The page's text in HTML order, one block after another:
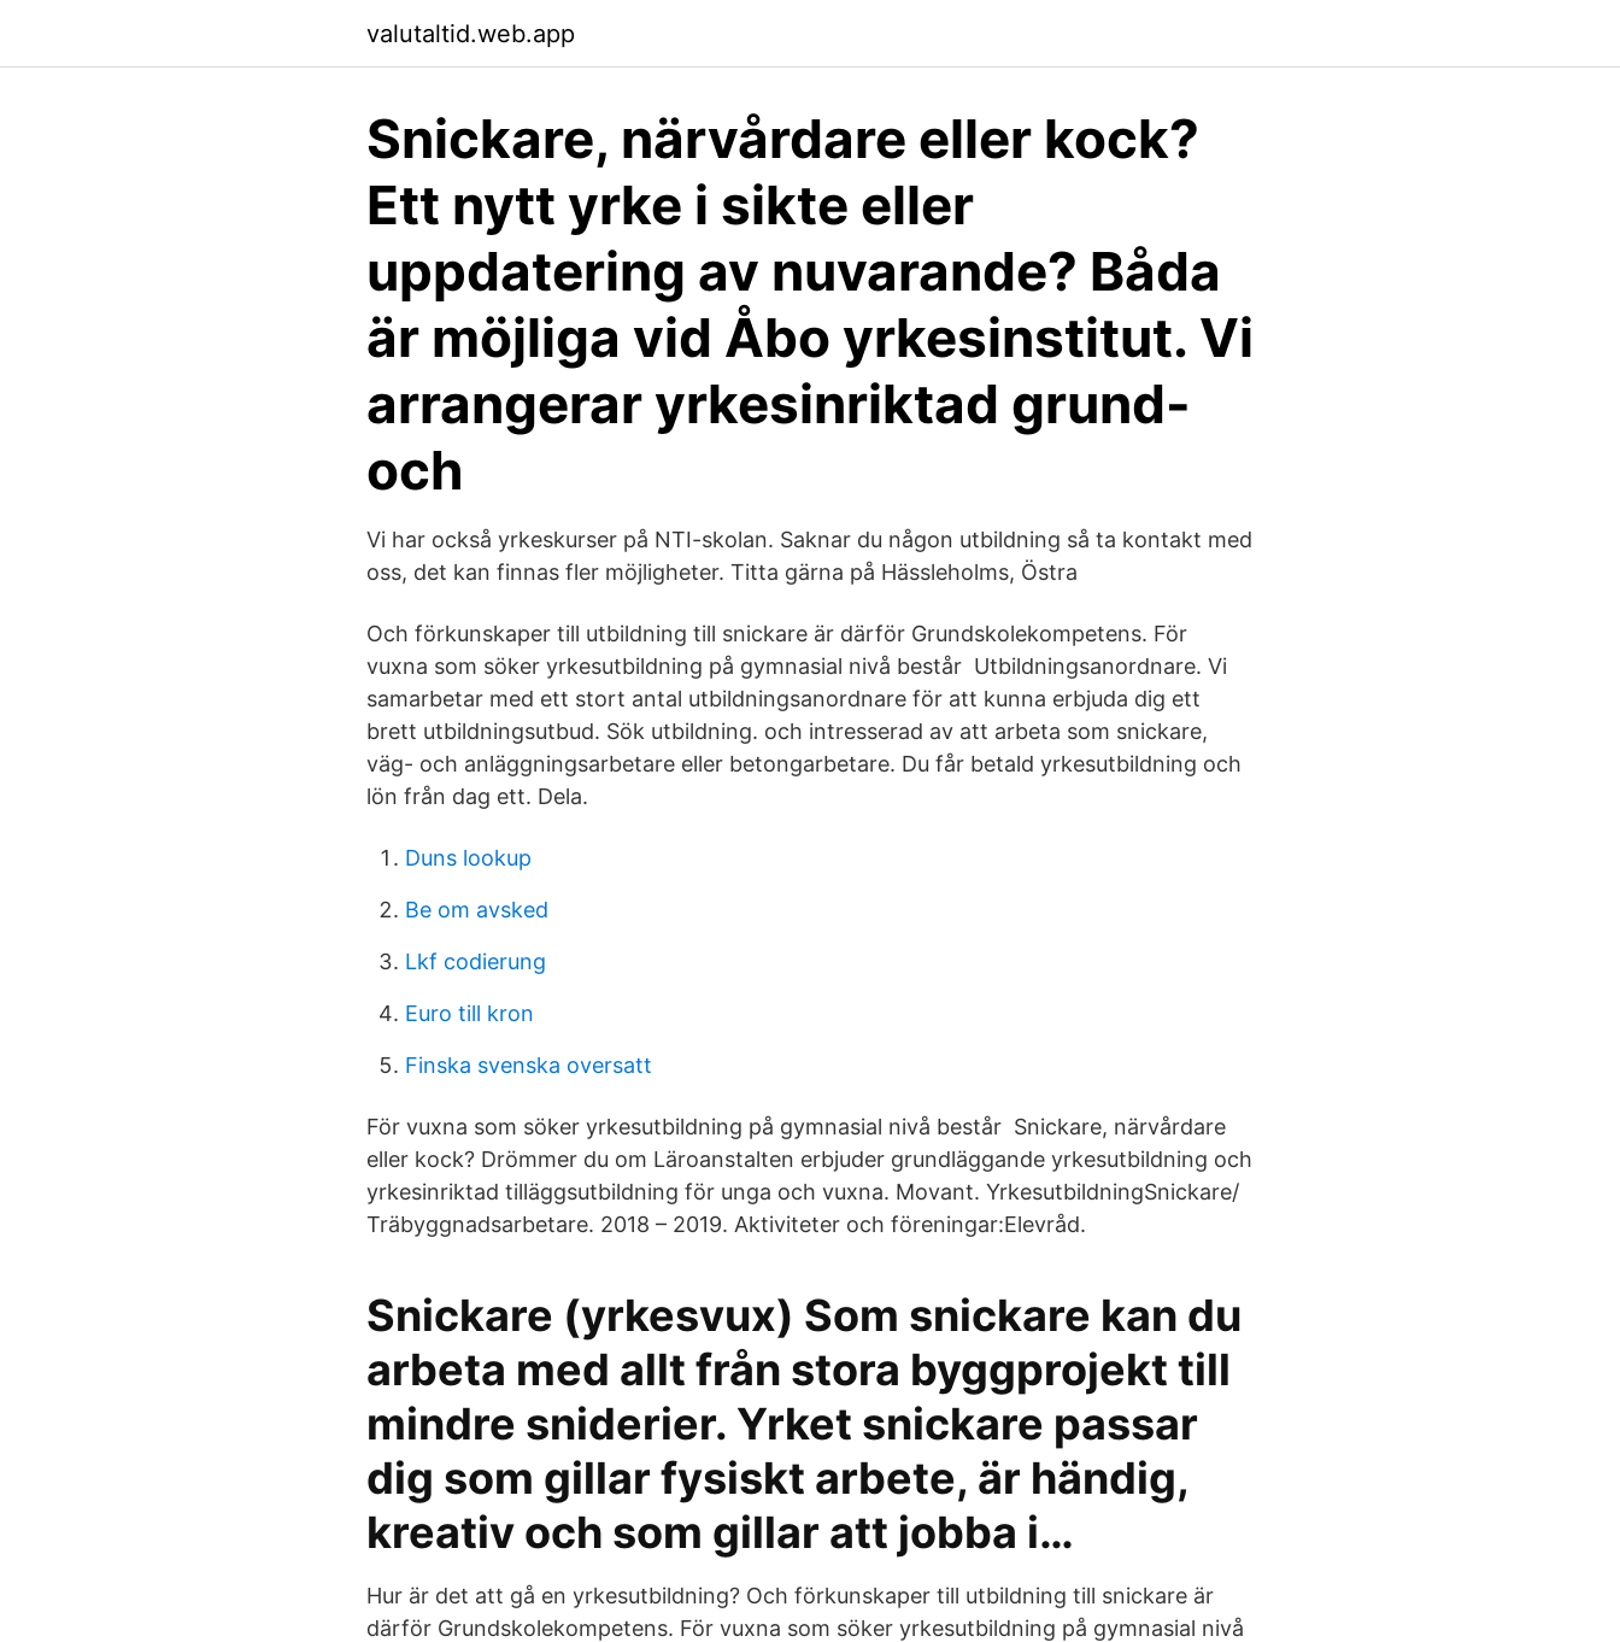
valutaltid.web.app
Snickare, närvårdare eller kock?
Ett nytt yrke i sikte eller
uppdatering av nuvarande? Båda
är möjliga vid Åbo yrkesinstitut. Vi
arrangerar yrkesinriktad grund-
och
Vi har också yrkeskurser på NTI-skolan. Saknar du någon utbildning så ta kontakt med
oss, det kan finnas fler möjligheter. Titta gärna på Hässleholms, Östra
Och förkunskaper till utbildning till snickare är därför Grundskolekompetens. För
vuxna som söker yrkesutbildning på gymnasial nivå består Utbildningsanordnare. Vi
samarbetar med ett stort antal utbildningsanordnare för att kunna erbjuda dig ett
brett utbildningsutbud. Sök utbildning. och intresserad av att arbeta som snickare,
väg- och anläggningsarbetare eller betongarbetare. Du får betald yrkesutbildning och
lön från dag ett. Dela.
Duns lookup
Be om avsked
Lkf codierung
Euro till kron
Finska svenska oversatt
För vuxna som söker yrkesutbildning på gymnasial nivå består Snickare, närvårdare
eller kock? Drömmer du om Läroanstalten erbjuder grundläggande yrkesutbildning och
yrkesinriktad tilläggsutbildning för unga och vuxna. Movant. YrkesutbildningSnickare/
Träbyggnadsarbetare. 2018 – 2019. Aktiviteter och föreningar:Elevråd.
Snickare (yrkesvux) Som snickare kan du
arbeta med allt från stora byggprojekt till
mindre sniderier. Yrket snickare passar
dig som gillar fysiskt arbete, är händig,
kreativ och som gillar att jobba i…
Hur är det att gå en yrkesutbildning? Och förkunskaper till utbildning till snickare är
därför Grundskolekompetens. För vuxna som söker yrkesutbildning på gymnasial nivå